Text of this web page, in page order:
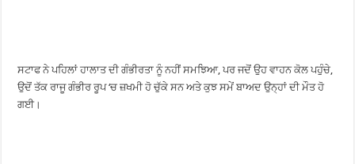
ਸਟਾਫ ਨੇ ਪਹਿਲਾਂ ਹਾਲਾਤ ਦੀ ਗੰਭੀਰਤਾ ਨੂੰ ਨਹੀਂ ਸਮਝਿਆ, ਪਰ ਜਦੋਂ ਉਹ ਵਾਹਨ ਕੋਲ ਪਹੁੰਚੇ,
ਉਦੋਂ ਤੱਕ ਰਾਜੂ ਗੰਭੀਰ ਰੂਪ ‘ਚ ਜ਼ਖਮੀ ਹੋ ਚੁੱਕੇ ਸਨ ਅਤੇ ਕੁਝ ਸਮੇਂ ਬਾਅਦ ਉਨ੍ਹਾਂ ਦੀ ਮੌਤ ਹੋ
ਗਈ।